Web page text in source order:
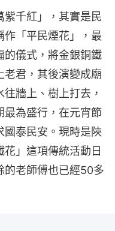
紫千紅」，其實是民
作「平民煙花」，最
的儀式，將金銀銅鐵
老君，其後演變成廟
牆上、樹上打去，
最為盛行，在元宵節
國泰民安。現時是陝
」這項傳統活動日
的老師傅也已經50多